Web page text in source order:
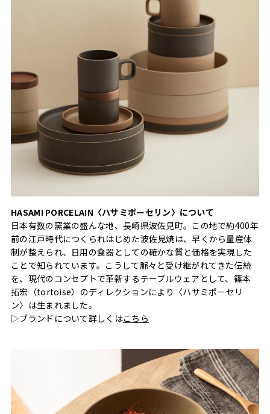
HASAMI PORCELAIN〈ハサミポーセリン〉について
日本有数の窯業の盛んな地、長崎県波佐見町。この地で約400年
前の江戸時代につくられはじめた波佐見焼は、早くから量産体
制が整えられ、日用の食器としての確かな質と価格を実現した
ことで知られています。こうして脈々と受け継がれてきた伝統
を、現代のコンセプトで革新するテーブルウェアとして、篠本
拓宏（tortoise）のディレクションにより〈ハサミポーセリ
ン〉は生まれました。
▷ブランドについて詳しくはこちら